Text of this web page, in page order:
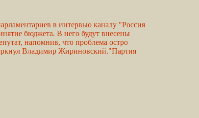
в интервью каналу "Россия
бюджета. В него будут внесены
напомнив, что проблема остро
Владимир Жириновский."Партия